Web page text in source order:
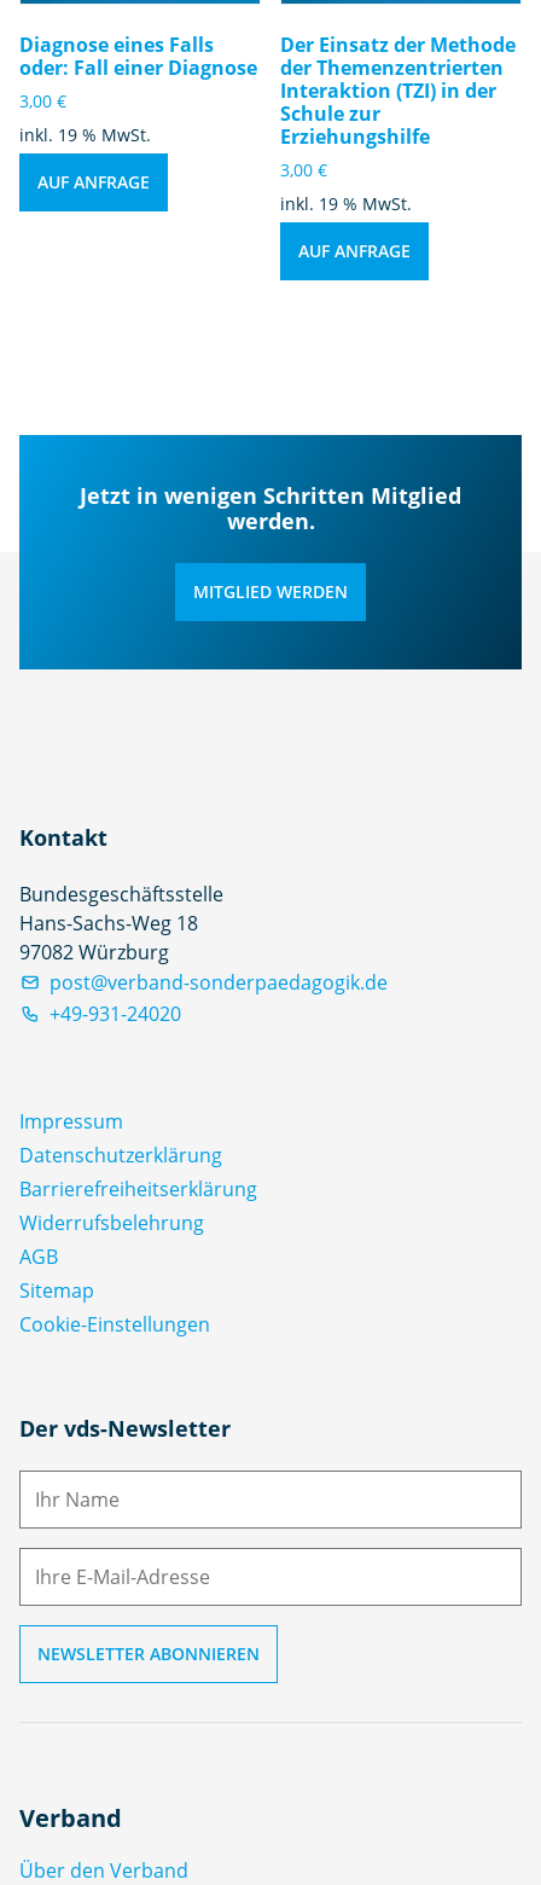
Diagnose eines Falls
oder: Fall einer Diagnose
3,00 €
inkl. 19 % MwSt.
AUF ANFRAGE
Der Einsatz der Methode
der Themenzentrierten
Interaktion (TZI) in der
Schule zur
Erziehungshilfe
3,00€
inkl. 19 % MwSt.
AUF ANFRAGE
Jetzt in wenigen Schritten Mitglied
werden.
MITGLIED WERDEN
Kontakt
Bundesgeschäftsstelle
Hans-Sachs-Weg 18
97082 Würzburg
post@verband-sonderpaedagogik.de
+49-931-24020
Impressum
Datenschutz­erklärung
Barrierefreiheitserklärung
Widerrufsbelehrung
AGB
Sitemap
Cookie-Einstellungen
Der vds-Newsletter
N
M
Verband
Über den Verband